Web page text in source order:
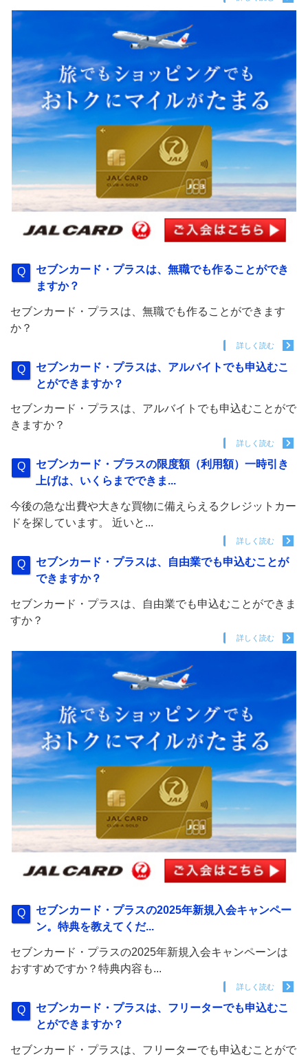
セブンカード・プラスは、無職でも作ることができ
ますか？
セブンカード・プラスは、無職でも作ることができます
か？
詳しく読む
セブンカード・プラスは、アルバイトでも申込むこ
とができますか？
セブンカード・プラスは、アルバイトでも申込むことがで
きますか？
詳しく読む
セブンカード・プラスの限度額（利用額）一時引き
上げは、いくらまでできま...
今後の急な出費や大きな買物に備えらえるクレジットカー
ドを探しています。 近いと...
詳しく読む
セブンカード・プラスは、自由業でも申込むことが
できますか？
セブンカード・プラスは、自由業でも申込むことができま
すか？
詳しく読む
セブンカード・プラスの2025年新規入会キャンペー
ン。特典を教えてくだ...
セブンカード・プラスの2025年新規入会キャンペーンは
おすすめですか？特典内容も...
詳しく読む
セブンカード・プラスは、フリーターでも申込むこ
とができますか？
セブンカード・プラスは、フリーターでも申込むことがで